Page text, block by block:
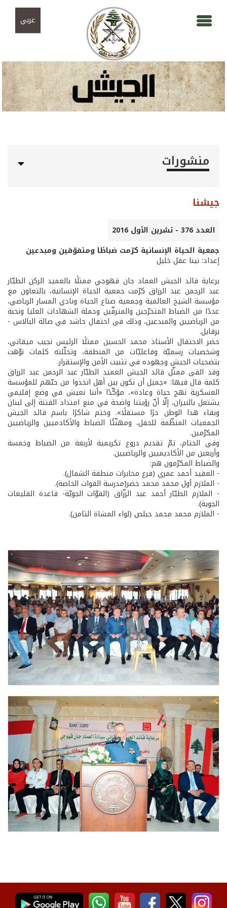
عربي
منشورات
جيشنا
العدد 376 - تشرين الأول 2016
جمعية الحياة الإنسانية كرّمت ضباطًا ومتفوّقين ومبدعين
إعداد: نينا عقل خليل
برعاية قائد الجيش العماد جان قهوجي ممثلًا بالعميد الركن الطيّار
عبد الرحمن عبد الرزاق كرّمت جمعية الحياة الإنسانية، بالتعاون مع
مؤسسة الشيخ العالمية وجمعية صناع الحياة ونادي المسار الرياضي،
عددًا من الضباط المتخرّجين والمترقّين وحملة الشهادات العليا ونخبة
من الرياضيين والمبدعين، وذلك في احتفال حاشد في صالة البالاس -
برقايل.
حضر الاحتفال الأستاذ محمد الحسين ممثلًا الرئيس نجيب ميقاتي،
وشخصيات رسميّة وفاعليّات من المنطقة، وتخلّلته كلمات نوّهت
بتضحيات الجيش وجهوده في تثبيت الأمن والإستقرار.
وقد القى ممثّل قائد الجيش العميد الطيّار عبد الرحمن عبد الرزاق
كلمة قال فيها: «جميل أن نكون بين أهل اتخذوا من حبّهم للمؤسسة
العسكرية نهج حياة وعادة»، مؤكّدًا «أننا نعيش في وضع إقليمي
يشتعل بالنيران، إلّا أنّ رؤيتنا واضحة في منع امتداد الفتنة إلى لبنان
وبقاء هذا الوطن حرًا مستقلًا». وختم شاكرًا باسم قائد الجيش
الجمعيات المنظّمة للحفل، ومهنّئًا الضباط والأكادميين والرياضيين
المكرّمين.
وفي الختام، تمّ تقديم دروع تكريمية لأربعة من الضباط وخمسة
وأربعين من الأكاديميين والرياضيين.
والضباط المكرّمون هم:
- العقيد أحمد عمري (فرع مخابرات منطقة الشمال).
- الملازم أول محمد محمد خضر(مدرسة القوات الخاصة).
- الملازم الطيّار أحمد عبد الرزّاق (القوّات الجويّة- قاعدة القليعات
الجوية).
- الملازم محمد محمد حبلص (لواء المشاة الثامن).